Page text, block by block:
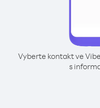
Vyberte kontakt ve
s